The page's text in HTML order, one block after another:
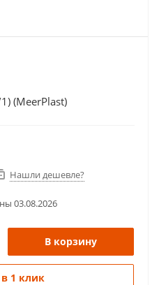
(MeerPlast)
Нашли дешевле?
03.08.2026
В корзину
1 клик